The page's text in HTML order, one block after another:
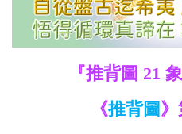
『推背圖 21
《推背圖